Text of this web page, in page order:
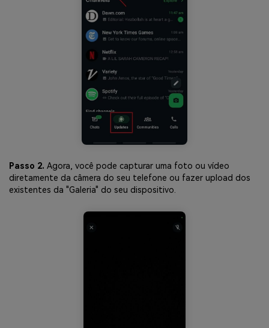
Passo 2. Agora, você pode capturar uma foto ou vídeo
diretamente da câmera do seu telefone ou fazer upload dos
existentes da "Galeria" do seu dispositivo.